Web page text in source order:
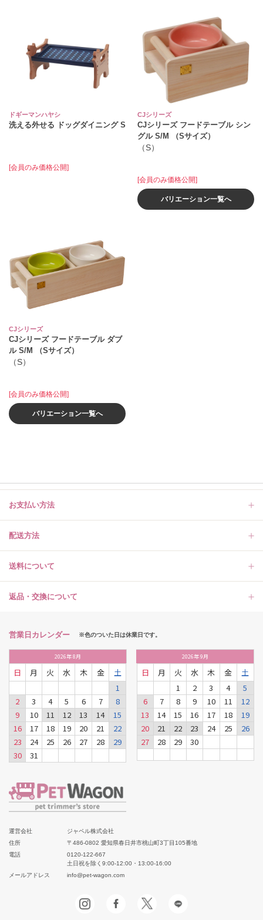
ドギーマンハヤシ
洗える外せる ドッグダイニング S
[会員のみ価格公開]
CJシリーズ
CJシリーズ フードテーブル シン
グル S/M （Sサイズ）
（S）
[会員のみ価格公開]
バリエーション一覧へ
CJシリーズ
CJシリーズ フードテーブル ダブ
ル S/M （Sサイズ）
（S）
[会員のみ価格公開]
バリエーション一覧へ
お支払い方法
配送方法
送料について
返品・交換について
営業日カレンダー ※色のついた日は休業日です。
2026年8月
日 月 火 水 木 金
土
1
2
3 4 5 6 7
8
9
10 11 12 13 14
15
16
17 18 19 20 21
22
23
24 25 26 27 28
29
30
31
2026年9月
日 月 火 水 木 金
土
1
2 3 4
5
6
7 8 9 10 11
12
13
14 15 16 17 18
19
20
21 22 23 24 25
26
27
28 29 30
運営会社
ジャペル株式会社
住所
〒486-0802 愛知県春日井市桃山町3丁目105番地
電話
0120-122-667
土日祝を除く9:00-12:00・13:00-16:00
メールアドレス
info@pet-wagon.com